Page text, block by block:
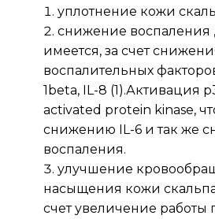
уплотнение кожи
снижение воспаления
имеется, за счет
воспалительных
1beta, IL-8 (1).Активация
activated protein kinase,
снижению IL-6 и так же
воспаления.
улучшение
насыщения кожи
счет увеличение работы